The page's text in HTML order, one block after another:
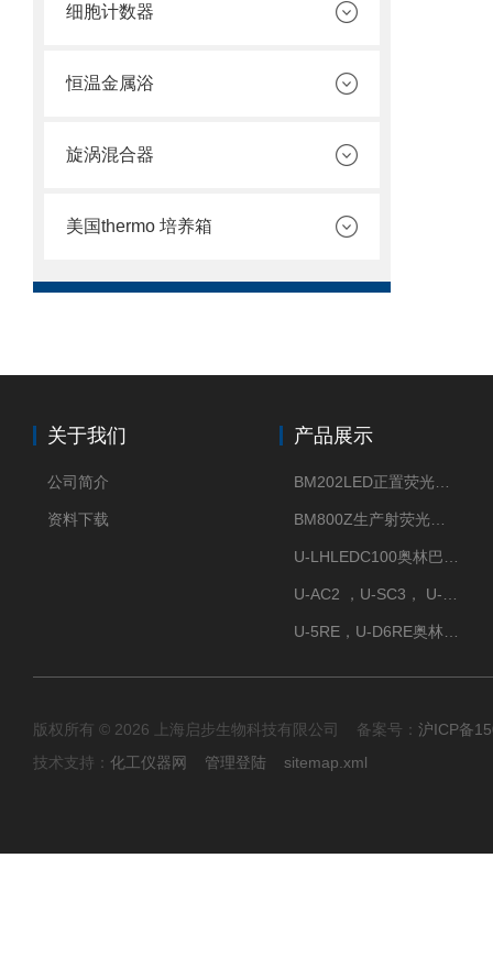
细胞计数器
恒温金属浴
旋涡混合器
美国thermo 培养箱
关于我们
公司简介
资料下载
产品展示
版权所有 © 2026 上海启步生物科技有限公司 备案号： 沪ICP备
技术支持： 化工仪器网 管理登陆 sitemap.xml